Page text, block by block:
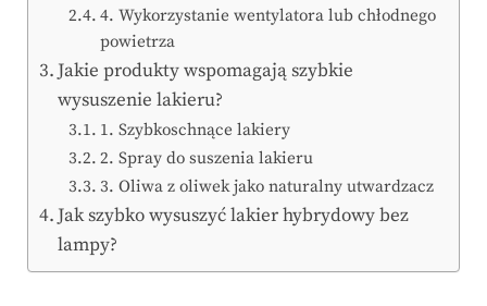
4. Wykorzystanie wentylatora lub chłodnego
powietrza
Jakie produkty wspomagają szybkie
wysuszenie lakieru?
1. Szybkoschnące lakiery
2. Spray do suszenia lakieru
3. Oliwa z oliwek jako naturalny utwardzacz
Jak szybko wysuszyć lakier hybrydowy bez
lampy?